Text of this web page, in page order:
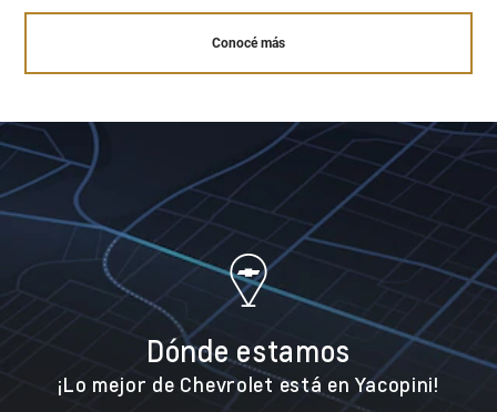
Conocé más
Dónde estamos
¡Lo mejor de Chevrolet está en Yacopini!